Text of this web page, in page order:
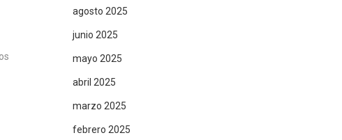
agosto 2025
junio 2025
mayo 2025
abril 2025
marzo 2025
febrero 2025